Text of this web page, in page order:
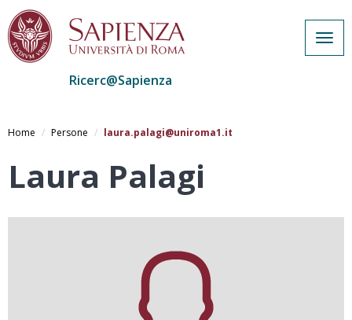
al
Ricerc@Sapienza
Home Persone laura.palagi@uniroma1.it
Laura Palagi